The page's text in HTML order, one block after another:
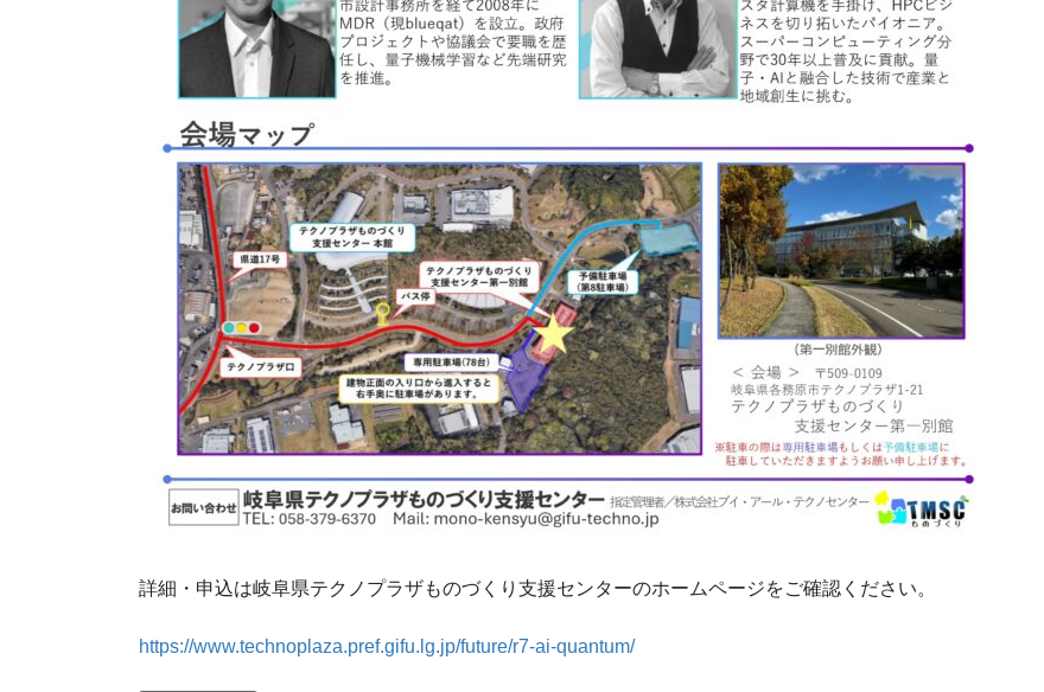
詳細・申込は岐阜県テクノプラザものづくり支援センターのホームページをご確認ください。
https://www.technoplaza.pref.gifu.lg.jp/future/r7-ai-quantum/